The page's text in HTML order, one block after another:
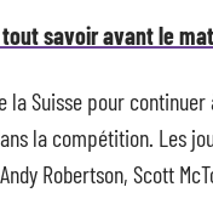
savoir avant le
la Suisse pour
la compétition. Les
Robertson, Scott